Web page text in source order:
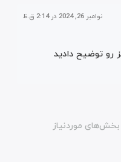
نوامبر 26, 2024 در 2:14 ق.ظ
رو توضیح دادید
بخش‌های موردنیاز